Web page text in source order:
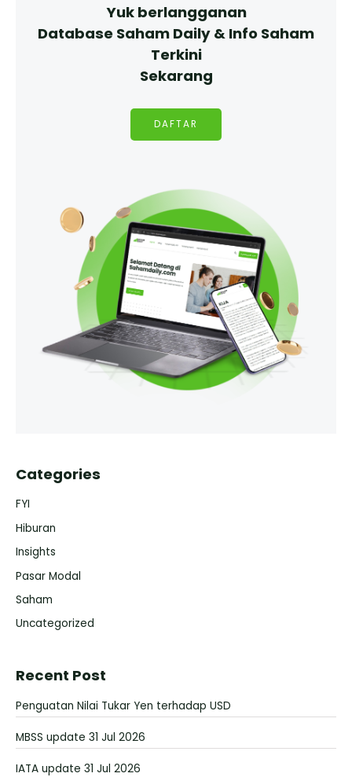
Yuk berlangganan
Database Saham Daily & Info Saham
Terkini
Sekarang
DAFTAR
Categories
FYI
Hiburan
Insights
Pasar Modal
Saham
Uncategorized
Recent Post
Penguatan Nilai Tukar Yen terhadap USD
MBSS update 31 Jul 2026
IATA update 31 Jul 2026